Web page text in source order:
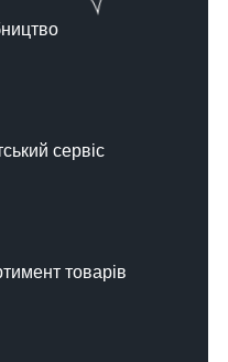
сервіс
товарів